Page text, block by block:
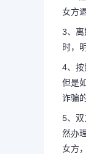
女方
3、离
时，
4、按
但是
诈骗
5、双
然办
女方
1
彩礼不
居生活